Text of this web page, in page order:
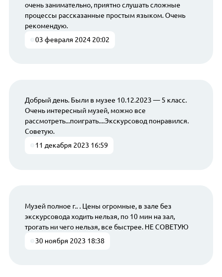
очень занимательно, приятно слушать сложные
процессы рассказанные простым языком. Очень
рекомендую.
03 февраля 2024 20:02
Добрый день. Были в музее 10.12.2023 — 5 класс.
Очень интересный музей, можно все
рассмотреть...поиграть....Экскурсовод понравился.
Советую.
11 декабря 2023 16:59
Музей полное г.. . Цены огромные, в зале без
экскурсовода ходить нельзя, по 10 мин на зал,
трогать ни чего нельзя, все быстрее. НЕ СОВЕТУЮ
30 ноября 2023 18:38